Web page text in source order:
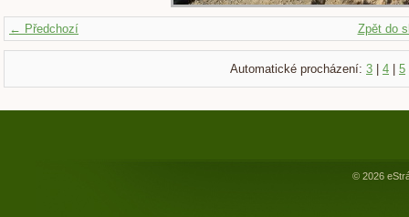
← Předchozí Zpět do
Automatické procházení: 3 4 5
© 2026